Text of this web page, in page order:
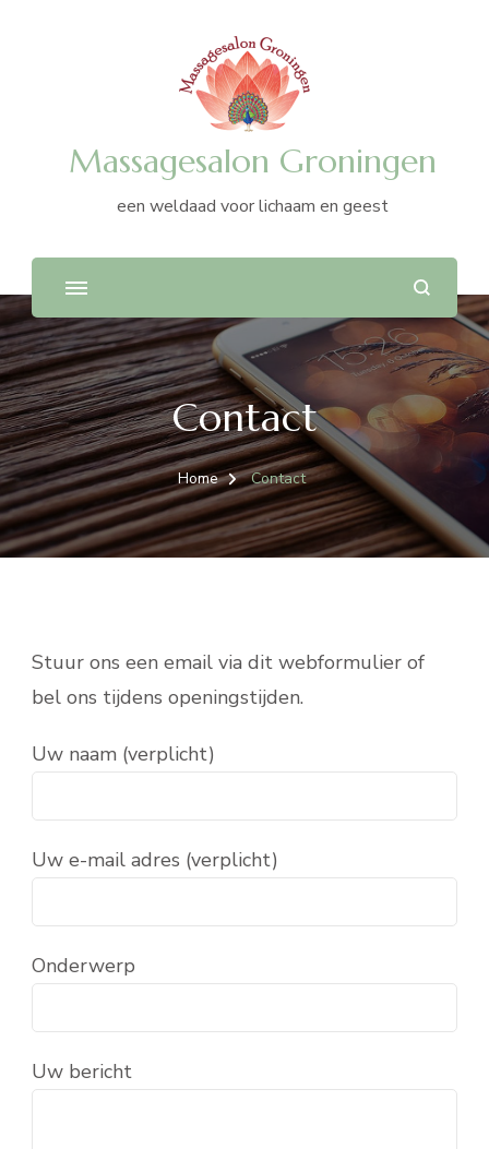
Massagesalon Groningen
een weldaad voor lichaam en geest
Contact
Home Contact
Stuur ons een email via dit webformulier of
bel ons tijdens openingstijden.
Uw naam (verplicht)
Uw e-mail adres (verplicht)
Onderwerp
Uw bericht